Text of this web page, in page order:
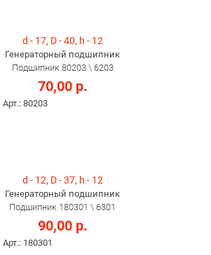
d - 17, D - 40, h - 12
Генераторный подшипник
Подшипник 80203 \ 6203
70,00 р.
Арт.: 80203
d - 12, D - 37, h - 12
Генераторный подшипник
Подшипник 180301 \ 6301
90,00 р.
Арт.: 180301